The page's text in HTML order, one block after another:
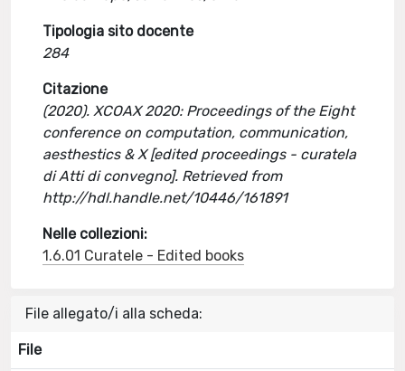
Tipologia sito docente
284
Citazione
(2020). XCOAX 2020: Proceedings of the Eight
conference on computation, communication,
aesthestics & X [edited proceedings - curatela
di Atti di convegno]. Retrieved from
http://hdl.handle.net/10446/161891
Nelle collezioni:
1.6.01 Curatele - Edited books
File allegato/i alla scheda:
File